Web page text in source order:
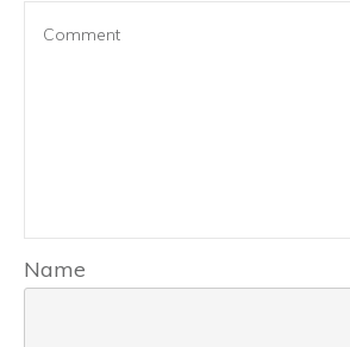
Name